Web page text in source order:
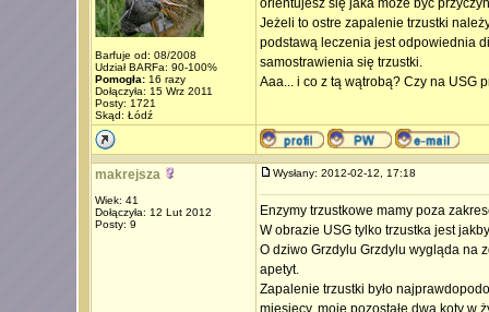
Barfuje od: 08/2008
Udział BARFa: 90-100%
Pomogła:16 razy
Dołączyła: 15 Wrz 2011
Posty: 1721
Skąd: Łódź
orientujesz się jaka może być
Jeżeli to ostre zapalenie trzustki
podstawą leczenia jest odpowiednia
samostrawienia się trzustki.
Aaa... i co z tą wątrobą? Czy na USG
makrejsza
Wiek: 41
Dołączyła: 12 Lut 2012
Posty: 9
Wysłany: 2012-02-12, 17:18
Enzymy trzustkowe mamy poza
W obrazie USG tylko trzustka jest
O dziwo Grzdylu Grzdylu wygląda na
apetyt.
Zapalenie trzustki było
miesięcy, moje pozostałe dwa koty w